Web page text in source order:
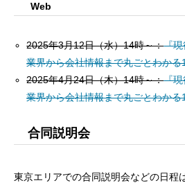
Web
2025年3月12日（水）14時～：『
業界から会社情報まで丸ごとわかる
2025年4月24日（木）14時～：『
業界から会社情報まで丸ごとわかる
合同説明会
東京エリアでの合同説明会などの日程